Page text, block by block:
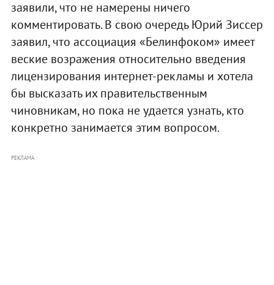
заявили, что не намерены ничего
комментировать. В свою очередь Юрий Зиссер
заявил, что ассоциация «Белинфоком» имеет
веские возражения относительно введения
лицензирования интернет-рекламы и хотела
бы высказать их правительственным
чиновникам, но пока не удается узнать, кто
конкретно занимается этим вопросом.
РЕКЛАМА